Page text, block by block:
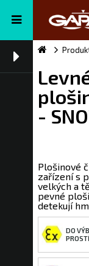
-
Plošinové
zařízení s
velkých a
pevné
detekují
DO